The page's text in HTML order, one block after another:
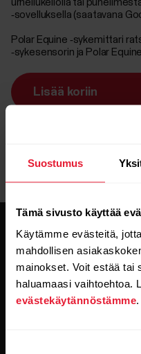
Suostumus
Tämä sivusto käyttää
Käytämme evästeitä,
mahdollisen
mainokset. Voit estää tai
haluamaasi vaihtoehtoa.
evästekäytännöstämme.
urheilukellolla tai
‑sovelluksella (saatavana
Polar Equine ‑sykemittari
‑sykesensorin ja Polar
Lisää koriin
Pysy ajan